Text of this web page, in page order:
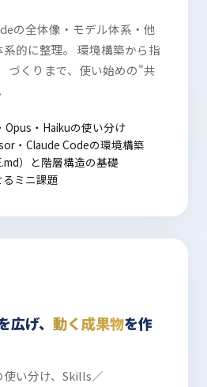
の全体像・モデル体系・他
的に整理。 環境構築から指
づくりまで、使い始めの"共
Opus・Haikuの使い分け
・Claude Codeの環境構築
）と階層構造の基礎
ミニ課題
げ、 動く成果物を作
い分け、Skills／